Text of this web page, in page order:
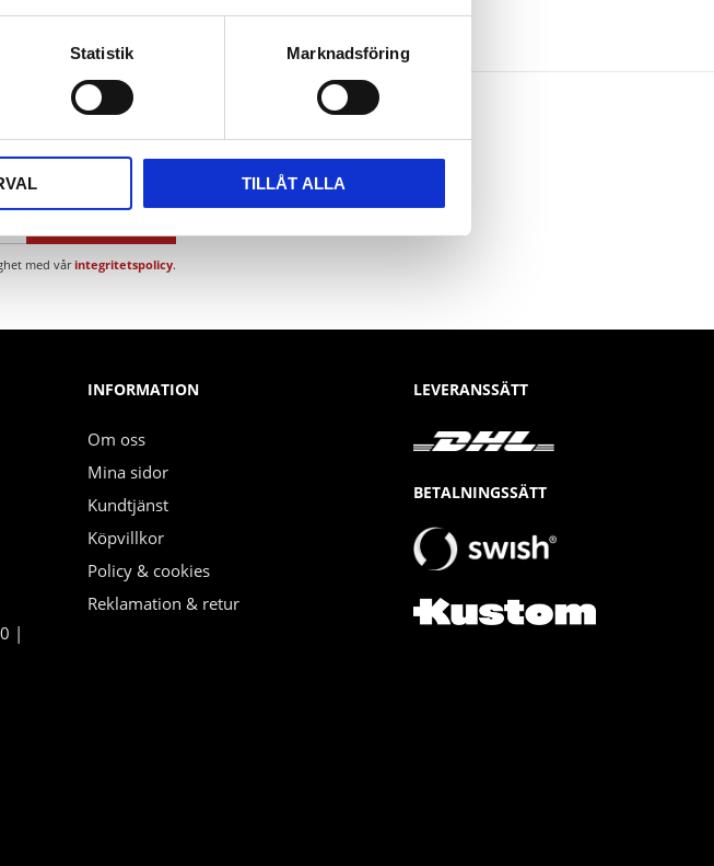
Statistik Marknadsföring
TILLÅT ALLA
PRENUMERERA
med vårintegritetspolicy.
|
INFORMATION
Om oss
Mina sidor
Kundtjänst
Köpvillkor
Policy & cookies
Reklamation & retur
LEVERANSSÄTT
BETALNINGSSÄTT